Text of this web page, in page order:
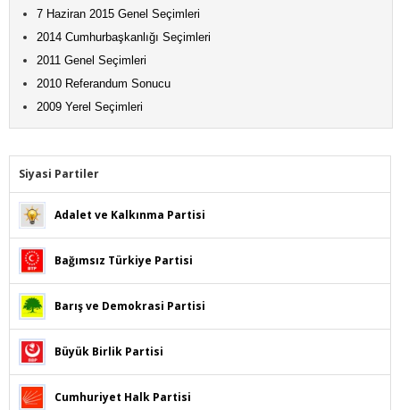
7 Haziran 2015 Genel Seçimleri
2014 Cumhurbaşkanlığı Seçimleri
2011 Genel Seçimleri
2010 Referandum Sonucu
2009 Yerel Seçimleri
Siyasi Partiler
Adalet ve Kalkınma Partisi
Bağımsız Türkiye Partisi
Barış ve Demokrasi Partisi
Büyük Birlik Partisi
Cumhuriyet Halk Partisi